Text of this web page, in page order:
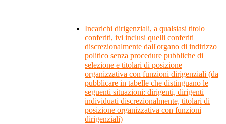
Incarichi dirigenziali, a qualsiasi titolo
conferiti, ivi inclusi quelli conferiti
discrezionalmente dall'organo di indirizzo
politico senza procedure pubbliche di
selezione e titolari di posizione
organizzativa con funzioni dirigenziali (da
pubblicare in tabelle che distinguano le
seguenti situazioni: dirigenti, dirigenti
individuati discrezionalmente, titolari di
posizione organizzativa con funzioni
dirigenziali)